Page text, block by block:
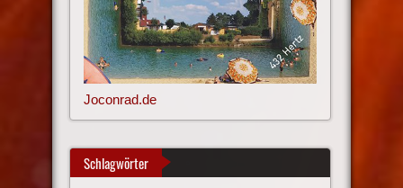
Joconrad.de
Schlagwörter